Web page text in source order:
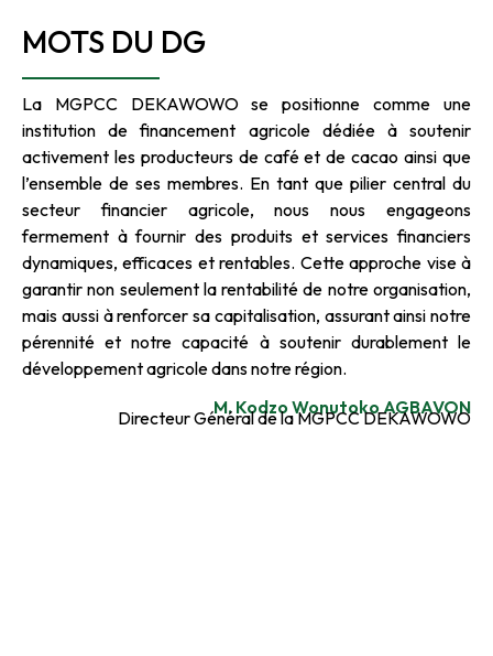
MOTS DU DG
La MGPCC DEKAWOWO se positionne comme une
institution de financement agricole dédiée à soutenir
activement les producteurs de café et de cacao ainsi que
l’ensemble de ses membres. En tant que pilier central du
secteur financier agricole, nous nous engageons
fermement à fournir des produits et services financiers
dynamiques, efficaces et rentables. Cette approche vise à
garantir non seulement la rentabilité de notre organisation,
mais aussi à renforcer sa capitalisation, assurant ainsi notre
pérennité et notre capacité à soutenir durablement le
développement agricole dans notre région.
M. Kodzo Wonutoko AGBAVON
Directeur Général de la MGPCC DEKAWOWO